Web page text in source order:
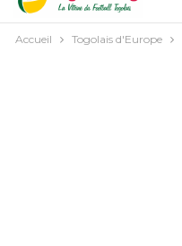
Accueil Togolais d'Europe